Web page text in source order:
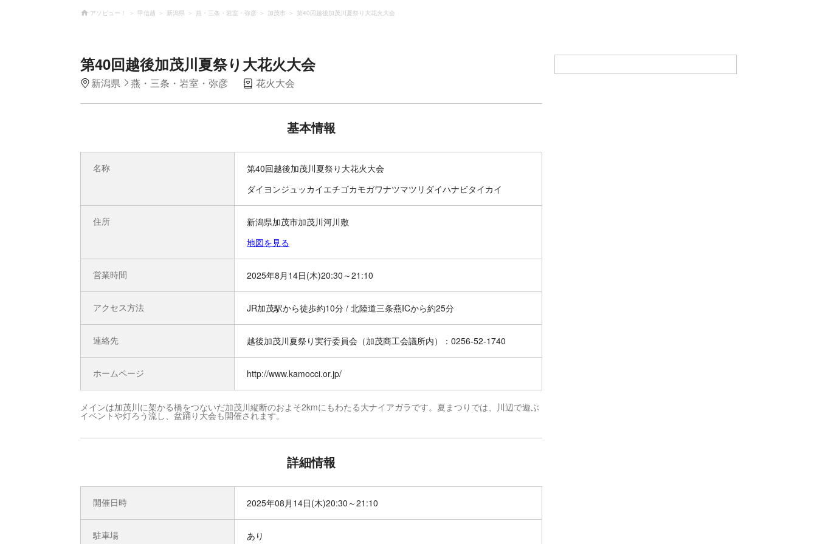
アソビュー！ 甲信越 新潟県 燕・三条・岩室・弥彦 加茂市 第40回越後加茂川夏祭り大花火大会
第40回越後加茂川夏祭り大花火大会
新潟県 燕・三条・岩室・弥彦 花火大会
基本情報
名称
第40回越後加茂川夏祭り大花火大会
ダイヨンジュッカイエチゴカモガワナツマツリダイハナビタイカイ
住所
新潟県加茂市加茂川河川敷
地図を見る
営業時間 2025年8月14日(木)20:30～21:10
アクセス方法 JR加茂駅から徒歩約10分 / 北陸道三条燕ICから約25分
連絡先 越後加茂川夏祭り実行委員会（加茂商工会議所内）：0256-52-1740
ホームページ http://www.kamocci.or.jp/
メインは加茂川に架かる橋をつないだ加茂川縦断のおよそ2kmにもわたる大ナイアガラです。夏まつりでは、川辺で遊ぶ
イベントや灯ろう流し、盆踊り大会も開催されます。
詳細情報
開催日時 2025年08月14日(木)20:30～21:10
駐車場 あり